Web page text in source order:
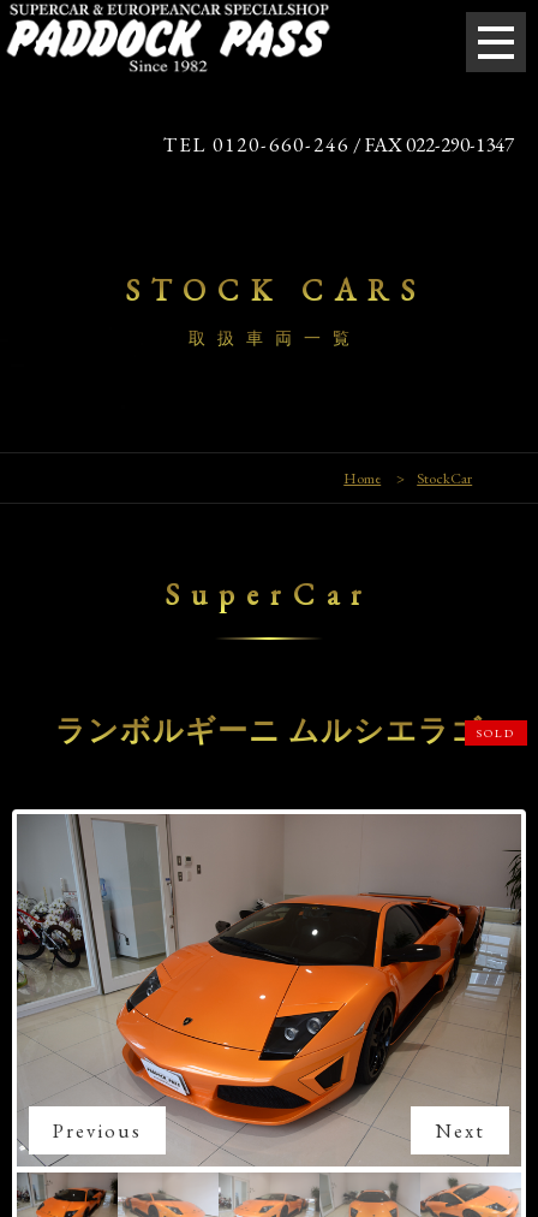
TEL 0120-660-246 / FAX 022-290-1347
STOCK CARS
取扱車両一覧
Home > StockCar
SuperCar
ランボルギーニ ムルシエラゴSOLD
Previous Next